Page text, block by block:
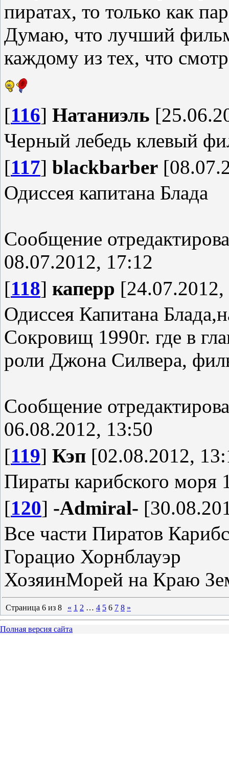
пиратах, то только как
Думаю, что лучший
каждому из тех, что
[116] Натаниэль
Черный лебедь клевый
[117] blackbarber
Одиссея капитана Блада
Сообщение
08.07.2012, 17:12
[118] каперр
Одиссея Капитана
Сокровищ 1990г. где в
роли Джона Силвера,
Сообщение
06.08.2012, 13:50
[119] Кэп [02.08.2012,
Пираты карибского моря
[120] -Admiral-
Все части Пиратов
Горацио Хорнблауэр
ХозяинМорей на Краю
Страница 6 из 8 « 1 2 … 4 5 6 7 8 »
Полная версия сайта